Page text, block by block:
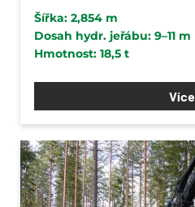
Šířka: 2,854 m
Dosah hydr. jeřábu: 9–11 m
Hmotnost: 18,5 t
Více